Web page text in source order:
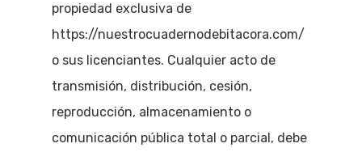
propiedad exclusiva de
https://nuestrocuadernodebitacora.com/
o sus licenciantes. Cualquier acto de
transmisión, distribución, cesión,
reproducción, almacenamiento o
comunicación pública total o parcial, debe